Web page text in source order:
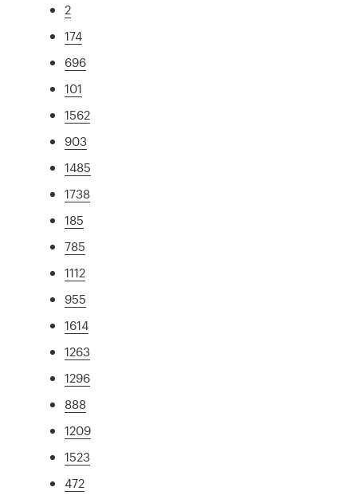
2
174
696
101
1562
903
1485
1738
185
785
1112
955
1614
1263
1296
888
1209
1523
472